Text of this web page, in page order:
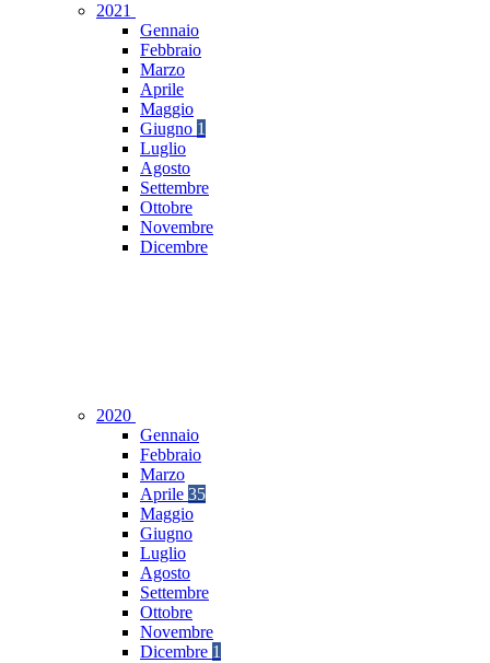
2021
Gennaio
Febbraio
Marzo
Aprile
Maggio
Giugno 1
Luglio
Agosto
Settembre
Ottobre
Novembre
Dicembre
2020
Gennaio
Febbraio
Marzo
Aprile 35
Maggio
Giugno
Luglio
Agosto
Settembre
Ottobre
Novembre
Dicembre 1